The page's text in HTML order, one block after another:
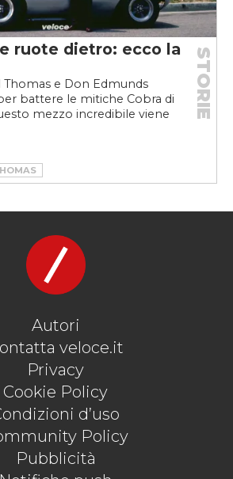
ruote dietro: ecco la
Thomas e Don Edmunds
battere le mitiche Cobra di
mezzo incredibile viene
STORIE
CARS
#BOB AUXIER
#V8
Autori
veloce.it
Privacy
Cookie Policy
d’uso
Policy
Pubblicità